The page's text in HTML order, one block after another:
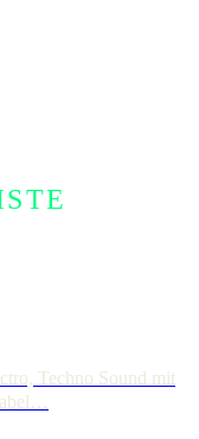
Techno Sound mit